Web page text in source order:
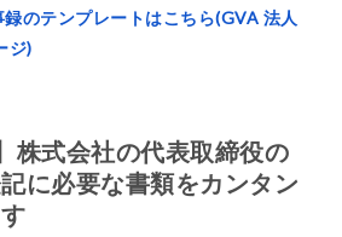
のテンプレートはこちら(GVA 法人
ジ)
株式会社の代表取締役の
に必要な書類をカンタン